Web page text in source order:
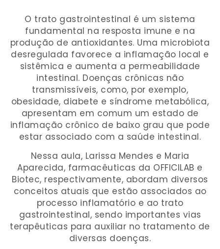
O trato gastrointestinal é um sistema
fundamental na resposta imune e na
produção de antioxidantes. Uma microbiota
desregulada favorece a inflamação local e
sistêmica e aumenta a permeabilidade
intestinal. Doenças crônicas não
transmissíveis, como, por exemplo,
obesidade, diabete e síndrome metabólica,
apresentam em comum um estado de
inflamação crônico de baixo grau que pode
estar associado com a saúde intestinal.
Nessa aula, Larissa Mendes e Maria
Aparecida, farmacêuticas da OFFICILAB e
Biotec, respectivamente, abordam diversos
conceitos atuais que estão associados ao
processo inflamatório e ao trato
gastrointestinal, sendo importantes vias
terapêuticas para auxiliar no tratamento de
diversas doenças.